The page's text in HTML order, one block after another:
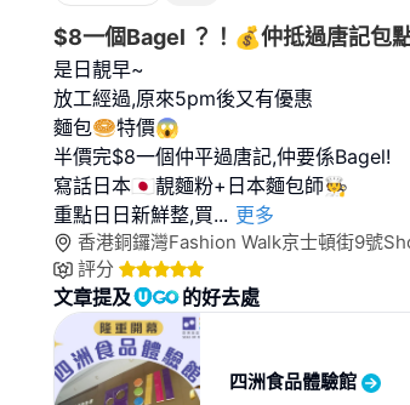
$8一個Bagel ？！💰仲抵過唐記包
是日靚早~
放工經過,原來5pm後又有優惠
麵包🥯特價😱
半價完$8一個仲平過唐記,仲要係Bagel!
寫話日本🇯🇵靚麵粉+日本麵包師🧑‍🍳
重點日日新鮮整,買... 更多
香港銅鑼灣Fashion Walk京士頓街9號
評分
文章提及 的好去處
四洲食品體驗館